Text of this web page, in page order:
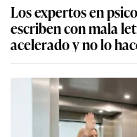
Los expertos en
escriben con mala
acelerado y no lo